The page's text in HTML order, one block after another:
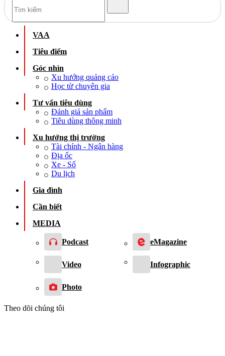
VAA
Tiêu điểm
Góc nhìn
Xu hướng quảng cáo
Học từ chuyên gia
Tư vấn tiêu dùng
Đánh giá sản phẩm
Tiêu dùng thông minh
Xu hướng thị trường
Tài chính - Ngân hàng
Địa ốc
Xe - Số
Du lịch
Gia đình
Cần biết
MEDIA
Podcast eMagazine
Video Infographic
Photo
Theo dõi chúng tôi